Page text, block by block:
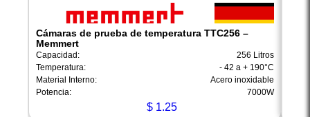
Cámaras de prueba de temperatura TTC256 –
Memmert
Capacidad:
256 Litros
Temperatura:
- 42 a + 190°C
Material Interno:
Acero inoxidable
Potencia:
7000W
$ 1.25